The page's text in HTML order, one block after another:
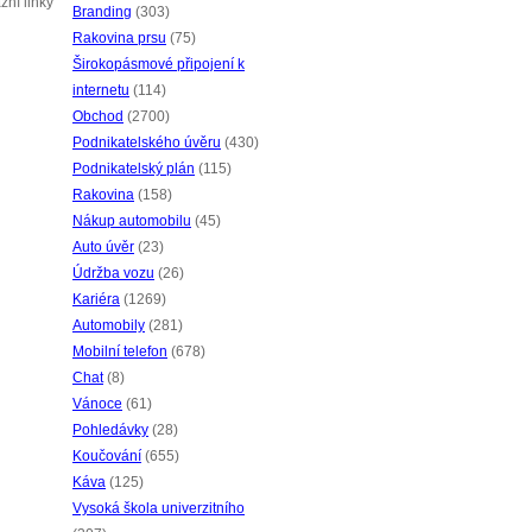
Branding (303)
Rakovina prsu (75)
Širokopásmové připojení k
internetu (114)
Obchod (2700)
Podnikatelského úvěru (430)
Podnikatelský plán (115)
Rakovina (158)
Nákup automobilu (45)
Auto úvěr (23)
Údržba vozu (26)
Kariéra (1269)
Automobily (281)
Mobilní telefon (678)
Chat(8)
Vánoce (61)
Pohledávky (28)
Koučování (655)
Káva (125)
Vysoká škola univerzitního